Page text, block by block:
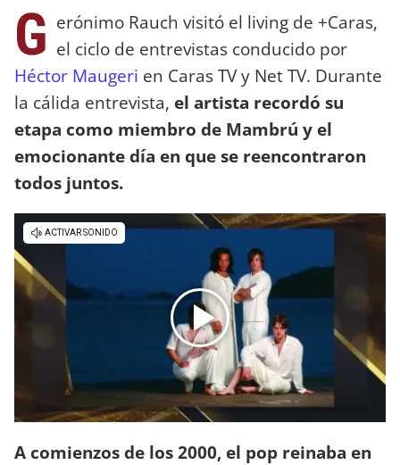
G erónimo Rauch visitó el living de +Caras,
el ciclo de entrevistas conducido por
Héctor Maugeri en Caras TV y Net TV. Durante
la cálida entrevista, el artista recordó su
etapa como miembro de Mambrú y el
emocionante día en que se reencontraron
todos juntos.
A comienzos de los 2000, el pop reinaba en